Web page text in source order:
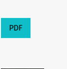
PDF